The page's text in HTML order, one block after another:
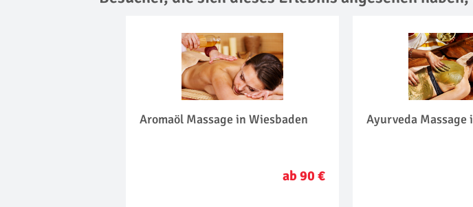
Aromaöl Massage in Wiesbaden
ab 90 €
Ayurveda Massage